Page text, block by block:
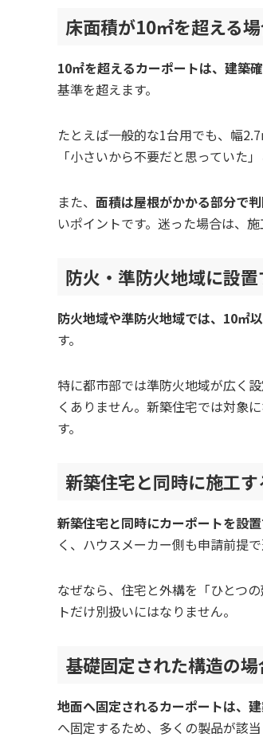
床面積が10㎡を超える
10㎡を超えるカーポートは、建築
基準を超えます。
たとえば一般的な1台用でも、幅
「小さいから不要だと思っていた
また、 面積は屋根がかかる部分で
いポイントです。迷った場合は、
防火・準防火地域に設
防火地域や準防火地域では、10㎡
す。
特に都市部では準防火地域が広く
くありません。新築住宅では対象
す。
新築住宅と同時に施工
新築住宅と同時にカーポートを設
く、ハウスメーカー側も申請前提
なぜなら、住宅と外構を「ひとつ
トだけ別扱いにはなりません。
基礎固定された構造の場
地面へ固定されるカーポートは、
へ固定するため、多くの製品が該当